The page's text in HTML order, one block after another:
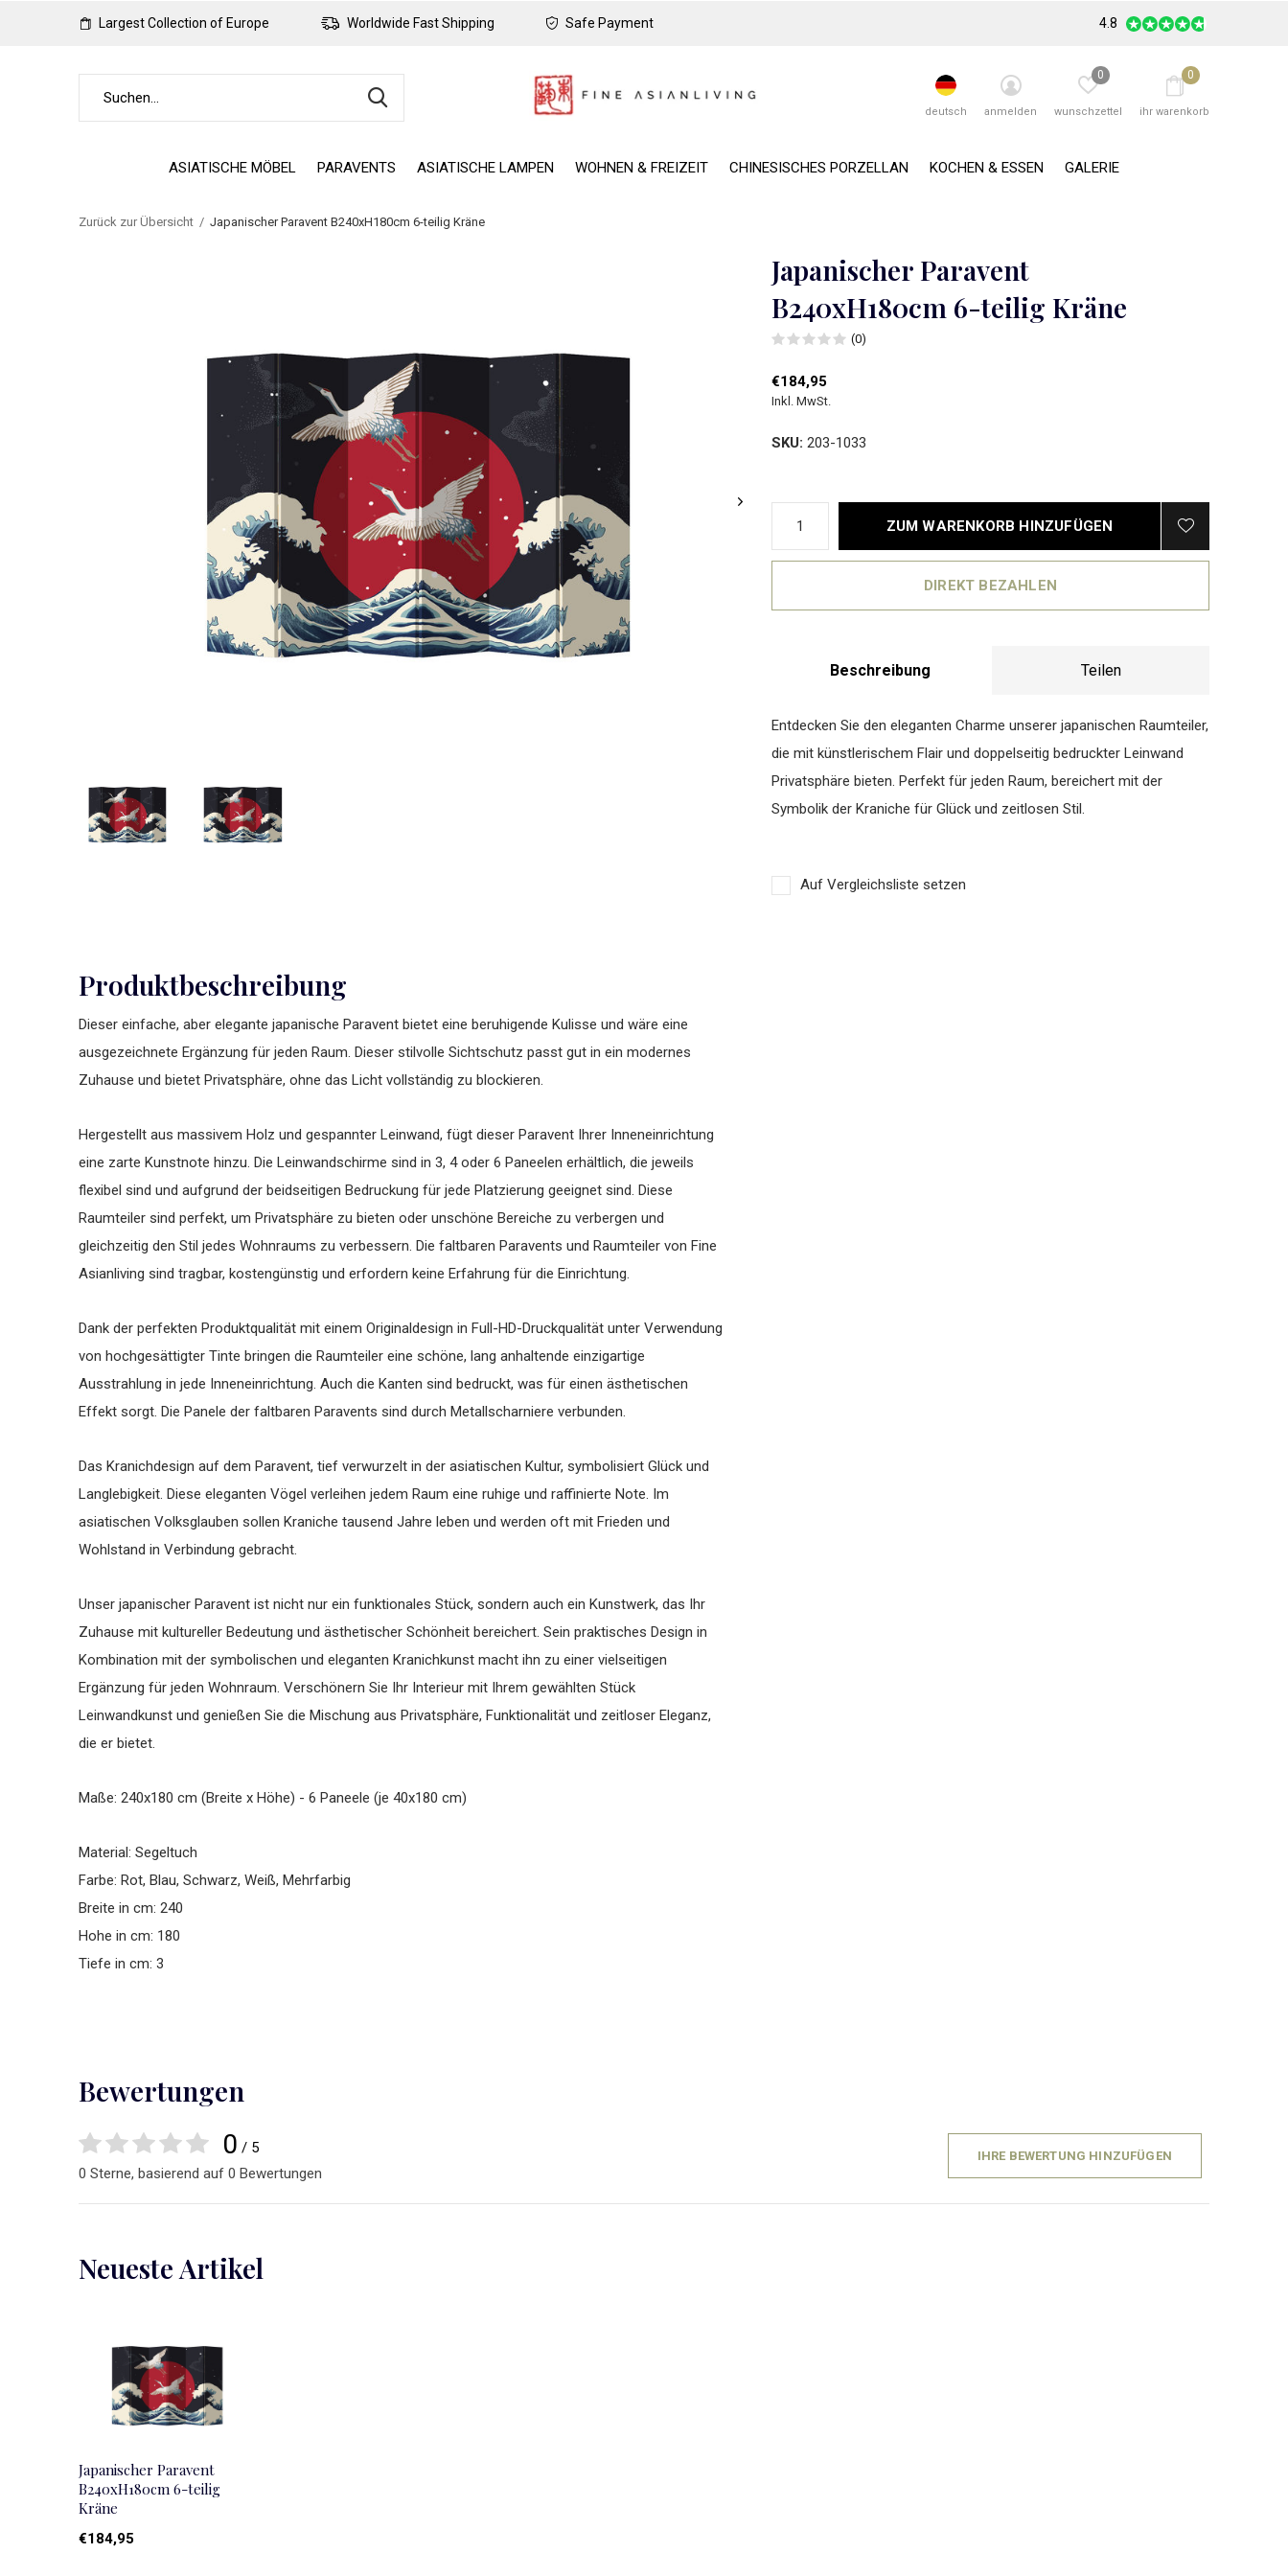
ASIATISCHE MÖBEL PARAVENTS ASIATISCHE LAMPEN WOHNEN & FREIZEIT CHINESISCHES PORZELLAN KOCHEN & ESSEN GALERIE
deutsch anmelden wunschzettel
0
ihr warenkorb
0
Largest Collection of Europe Worldwide Fast Shipping Safe Payment 4.8
Zurück zur Übersicht Japanischer Paravent B240xH180cm 6-teilig Kräne
Japanischer Paravent
B240xH180cm 6-teilig Kräne
(0)
€184,95
Inkl. MwSt.
SKU: 203-1033
ZUM WARENKORB HINZUFÜGEN
DIREKT BEZAHLEN
Beschreibung Teilen
Entdecken Sie den eleganten Charme unserer japanischen Raumteiler,
die mit künstlerischem Flair und doppelseitig bedruckter Leinwand
Privatsphäre bieten. Perfekt für jeden Raum, bereichert mit der
Symbolik der Kraniche für Glück und zeitlosen Stil.
Auf Vergleichsliste setzen
Produktbeschreibung
Dieser einfache, aber elegante japanische Paravent bietet eine beruhigende Kulisse und wäre eine
ausgezeichnete Ergänzung für jeden Raum. Dieser stilvolle Sichtschutz passt gut in ein modernes
Zuhause und bietet Privatsphäre, ohne das Licht vollständig zu blockieren.
Hergestellt aus massivem Holz und gespannter Leinwand, fügt dieser Paravent Ihrer Inneneinrichtung
eine zarte Kunstnote hinzu. Die Leinwandschirme sind in 3, 4 oder 6 Paneelen erhältlich, die jeweils
flexibel sind und aufgrund der beidseitigen Bedruckung für jede Platzierung geeignet sind. Diese
Raumteiler sind perfekt, um Privatsphäre zu bieten oder unschöne Bereiche zu verbergen und
gleichzeitig den Stil jedes Wohnraums zu verbessern. Die faltbaren Paravents und Raumteiler von Fine
Asianliving sind tragbar, kostengünstig und erfordern keine Erfahrung für die Einrichtung.
Dank der perfekten Produktqualität mit einem Originaldesign in Full-HD-Druckqualität unter Verwendung
von hochgesättigter Tinte bringen die Raumteiler eine schöne, lang anhaltende einzigartige
Ausstrahlung in jede Inneneinrichtung. Auch die Kanten sind bedruckt, was für einen ästhetischen
Effekt sorgt. Die Panele der faltbaren Paravents sind durch Metallscharniere verbunden.
Das Kranichdesign auf dem Paravent, tief verwurzelt in der asiatischen Kultur, symbolisiert Glück und
Langlebigkeit. Diese eleganten Vögel verleihen jedem Raum eine ruhige und raffinierte Note. Im
asiatischen Volksglauben sollen Kraniche tausend Jahre leben und werden oft mit Frieden und
Wohlstand in Verbindung gebracht.
Unser japanischer Paravent ist nicht nur ein funktionales Stück, sondern auch ein Kunstwerk, das Ihr
Zuhause mit kultureller Bedeutung und ästhetischer Schönheit bereichert. Sein praktisches Design in
Kombination mit der symbolischen und eleganten Kranichkunst macht ihn zu einer vielseitigen
Ergänzung für jeden Wohnraum. Verschönern Sie Ihr Interieur mit Ihrem gewählten Stück
Leinwandkunst und genießen Sie die Mischung aus Privatsphäre, Funktionalität und zeitloser Eleganz,
die er bietet.
Maße: 240x180 cm (Breite x Höhe) - 6 Paneele (je 40x180 cm)
Material: Segeltuch
Farbe: Rot, Blau, Schwarz, Weiß, Mehrfarbig
Breite in cm: 240
Hohe in cm: 180
Tiefe in cm: 3
Bewertungen
0 / 5
0 Sterne, basierend auf 0 Bewertungen
IHRE BEWERTUNG HINZUFÜGEN
Neueste Artikel
Japanischer Paravent
B240xH180cm 6-teilig
Kräne
€184,95